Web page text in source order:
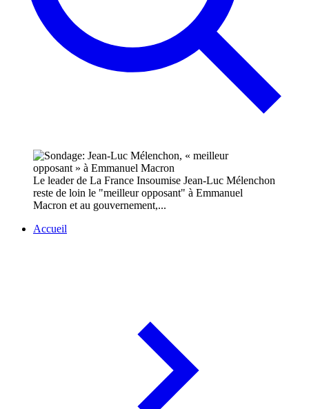
Le leader de La France Insoumise Jean-Luc Mélenchon
reste de loin le "meilleur opposant" à Emmanuel
Macron et au gouvernement,...
Accueil